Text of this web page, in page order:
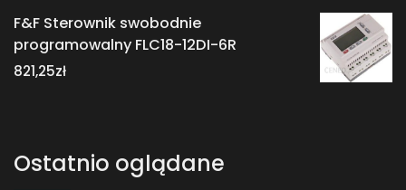
F&F Sterownik swobodnie
programowalny FLC18-12DI-6R
821,25zł
Ostatnio oglądane